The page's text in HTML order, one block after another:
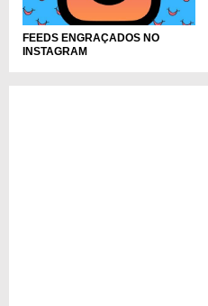
FEEDS ENGRAÇADOS NO
INSTAGRAM